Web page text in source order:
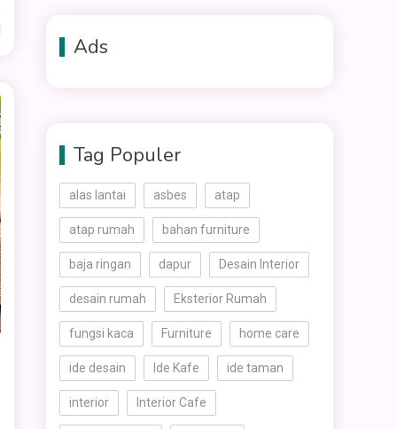
Ads
Tag Populer
alas lantai asbes atap
atap rumah bahan furniture
baja ringan dapur Desain Interior
desain rumah Eksterior Rumah
fungsi kaca Furniture home care
ide desain Ide Kafe ide taman
interior Interior Cafe